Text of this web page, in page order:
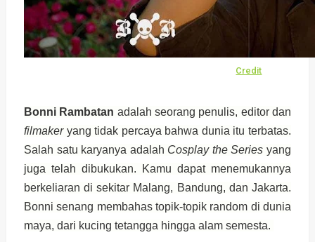
Credit
Bonni Rambatan adalah seorang penulis, editor dan
filmakeryang tidak percaya bahwa dunia itu terbatas.
Salah satu karyanya adalah Cosplay the Series yang
juga telah dibukukan. Kamu dapat menemukannya
berkeliaran di sekitar Malang, Bandung, dan Jakarta.
Bonni senang membahas topik-topik random di dunia
maya, dari kucing tetangga hingga alam semesta.